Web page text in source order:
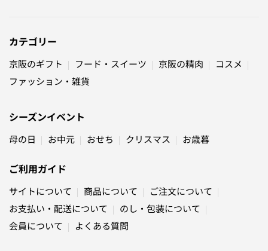
カテゴリー
京阪のギフト フード・スイーツ 京阪の精肉
コスメ
ファッション・雑貨
シーズンイベント
母の日 お中元 おせち クリスマス お歳暮
ご利用ガイド
サイトについて 商品について
ご注文について
お支払い・配送について
のし・包装について
会員について
よくある質問